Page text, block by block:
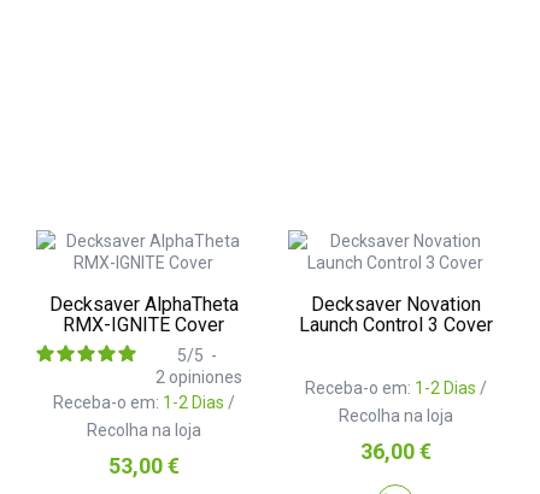
Decksaver AlphaTheta
RMX-IGNITE Cover
Receba-o em: 1-2 Dias /
Recolha na loja
5/5 -
2 opiniones
Preço
53,00 €
Decksaver Novation
Launch Control 3 Cover
Receba-o em: 1-2 Dias /
Recolha na loja
Preço
36,00 €